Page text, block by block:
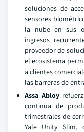
soluciones de
sensores
la nube en sus
ingresos
proveedor de
el ecosistema
a clientes
las barreras de
Assa Abloy
continua de
trimestrales de
Yale Unity Slim,